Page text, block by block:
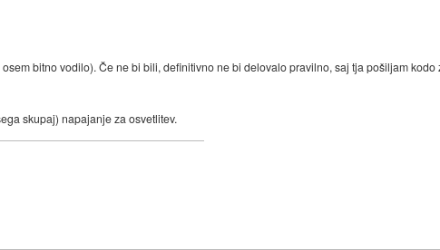
bitno vodilo). Če ne bi bili, definitivno ne bi delovalo pravilno, saj tja pošiljam kodo
skupaj) napajanje za osvetlitev.